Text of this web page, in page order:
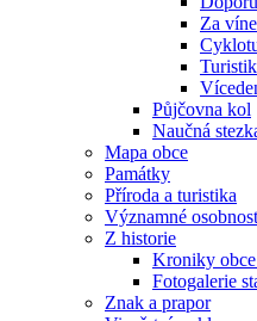
Za
Půjčovna kol
Naučná
Mapa obce
Památky
Příroda a turistika
Významné
Z historie
Kroniky
Fotogalerie
Znak a prapor